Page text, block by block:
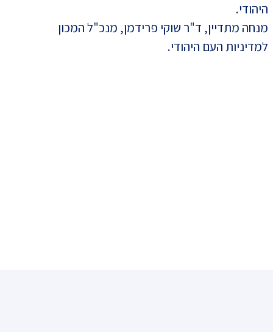
היהודי.
מנחה מתדיין, ד"ר שוקי פרידמן, מנכ"ל המכון
למדיניות העם היהודי.